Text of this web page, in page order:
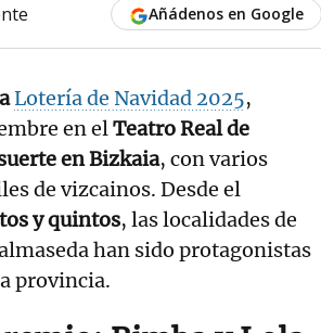
Añádenos en Google
Lotería de Navidad 2025,
en elTeatro Real de
en Bizkaia, con varios
de vizcainos. Desde el
y quintos, las localidades de
han sido protagonistas
provincia.